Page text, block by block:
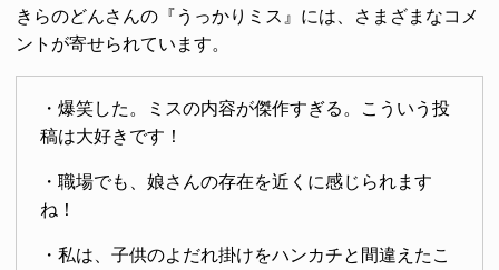
きらのどんさんの『うっかりミス』には、さまざまなコメ
ントが寄せられています。
・爆笑した。ミスの内容が傑作すぎる。こういう投
稿は大好きです！
・職場でも、娘さんの存在を近くに感じられます
ね！
・私は、子供のよだれ掛けをハンカチと間違えたこ